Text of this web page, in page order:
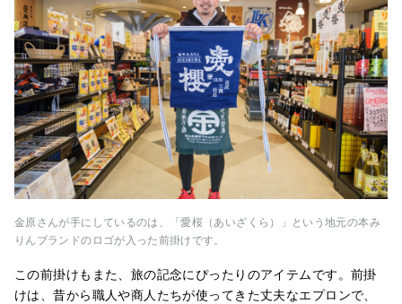
金原さんが手にしているのは、「愛桜（あいざくら）」という地元の本み
りんブランドのロゴが入った前掛けです。
この前掛けもまた、旅の記念にぴったりのアイテムです。前掛
けは、昔から職人や商人たちが使ってきた丈夫なエプロンで、